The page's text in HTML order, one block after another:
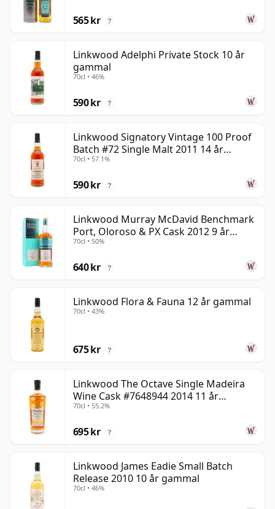
565 kr ?
Linkwood Adelphi Private Stock 10 år
gammal
70cl • 46%
590 kr ?
Linkwood Signatory Vintage 100 Proof
Batch #72 Single Malt 2011 14 år
gammal
70cl • 57.1%
590 kr ?
Linkwood Murray McDavid Benchmark
Port, Oloroso & PX Cask 2012 9 år
gammal
70cl • 50%
640 kr ?
Linkwood Flora & Fauna 12 år gammal
70cl • 43%
675 kr ?
Linkwood The Octave Single Madeira
Wine Cask #7648944 2014 11 år
gammal
70cl • 55.2%
695 kr ?
Linkwood James Eadie Small Batch
Release 2010 10 år gammal
70cl • 46%